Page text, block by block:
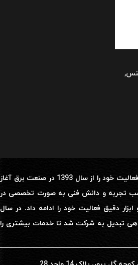
,
شرکت تامین صنعت رامان فعالیت خود را از سال 1393 در صنعت برق آغاز
تجربه و دانش فنی به صورت تخصصی در
دقیق فعالیت خود را ادامه داد. در سال
تبدیل به شرکت شد تا خدمات بیشتری را